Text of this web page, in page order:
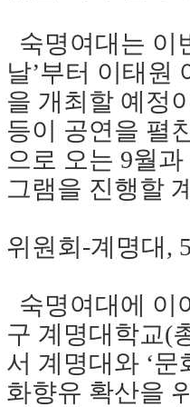
숙명여대는 이
날’부터 이태원
을 개최할 예정
등이 공연을 펼
으로 오는 9월과
그램을 진행할
위원회 -계명대 ,
숙명여대에 이
구 계명대학교(
서 계명대와 ‘문
화향유 확산을